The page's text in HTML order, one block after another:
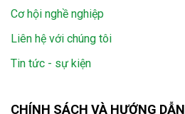
Cơ hội nghề nghiệp
Liên hệ với chúng tôi
Tin tức - sự kiện
CHÍNH SÁCH VÀ HƯỚNG DẪN